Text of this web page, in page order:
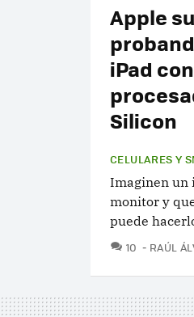
Apple
iPad
Silicon
CELULARES Y
Imaginen un
monitor y
puede
10
RAÚL